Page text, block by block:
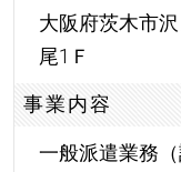
大阪府茨木市
尾1Ｆ
事業内容
一般派遣業務（